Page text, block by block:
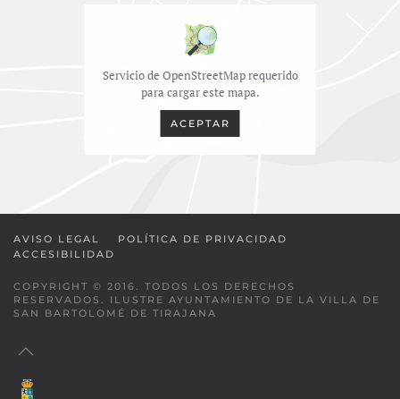
Servicio de OpenStreetMap requerido
para cargar este mapa.
ACEPTAR
AVISO LEGAL
POLÍTICA DE PRIVACIDAD
ACCESIBILIDAD
COPYRIGHT © 2016. TODOS LOS DERECHOS
RESERVADOS. ILUSTRE AYUNTAMIENTO DE LA VILLA DE
SAN BARTOLOMÉ DE TIRAJANA